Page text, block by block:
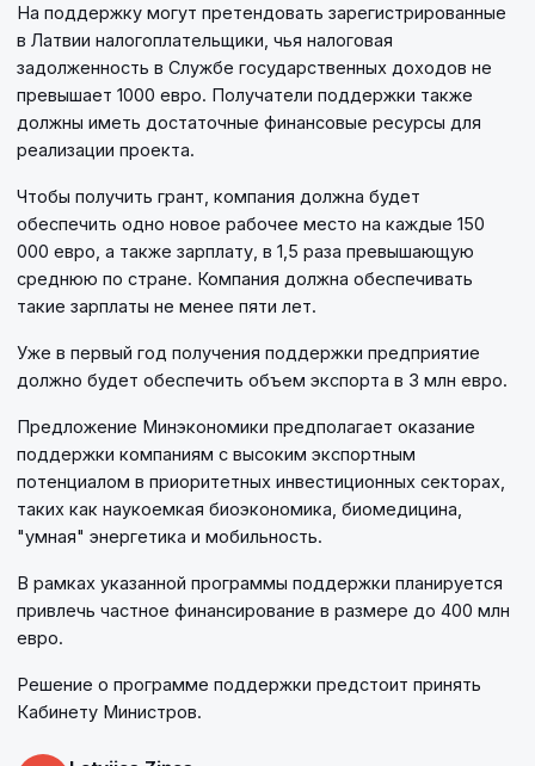
На поддержку могут претендовать зарегистрированные
в Латвии налогоплательщики, чья налоговая
задолженность в Службе государственных доходов не
превышает 1000 евро. Получатели поддержки также
должны иметь достаточные финансовые ресурсы для
реализации проекта.
Чтобы получить грант, компания должна будет
обеспечить одно новое рабочее место на каждые 150
000 евро, а также зарплату, в 1,5 раза превышающую
среднюю по стране. Компания должна обеспечивать
такие зарплаты не менее пяти лет.
Уже в первый год получения поддержки предприятие
должно будет обеспечить объем экспорта в 3 млн евро.
Предложение Минэкономики предполагает оказание
поддержки компаниям с высоким экспортным
потенциалом в приоритетных инвестиционных секторах,
таких как наукоемкая биоэкономика, биомедицина,
"умная" энергетика и мобильность.
В рамках указанной программы поддержки планируется
привлечь частное финансирование в размере до 400 млн
евро.
Решение о программе поддержки предстоит принять
Кабинету Министров.